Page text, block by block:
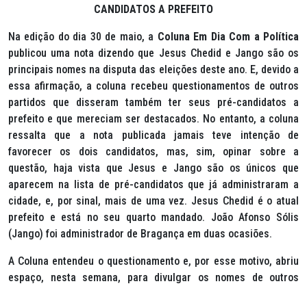
CANDIDATOS A PREFEITO
Na edição do dia 30 de maio, a Coluna Em Dia Com a Política
publicou uma nota dizendo que Jesus Chedid e Jango são os
principais nomes na disputa das eleições deste ano. E, devido a
essa afirmação, a coluna recebeu questionamentos de outros
partidos que disseram também ter seus pré-candidatos a
prefeito e que mereciam ser destacados. No entanto, a coluna
ressalta que a nota publicada jamais teve intenção de
favorecer os dois candidatos, mas, sim, opinar sobre a
questão, haja vista que Jesus e Jango são os únicos que
aparecem na lista de pré-candidatos que já administraram a
cidade, e, por sinal, mais de uma vez. Jesus Chedid é o atual
prefeito e está no seu quarto mandado. João Afonso Sólis
(Jango) foi administrador de Bragança em duas ocasiões.
A Coluna entendeu o questionamento e, por esse motivo, abriu
espaço, nesta semana, para divulgar os nomes de outros